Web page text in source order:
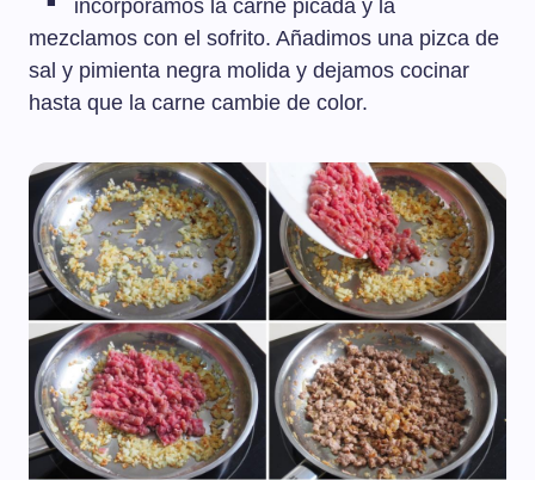
incorporamos la carne picada y la
mezclamos con el sofrito. Añadimos una pizca de
sal y pimienta negra molida y dejamos cocinar
hasta que la carne cambie de color.